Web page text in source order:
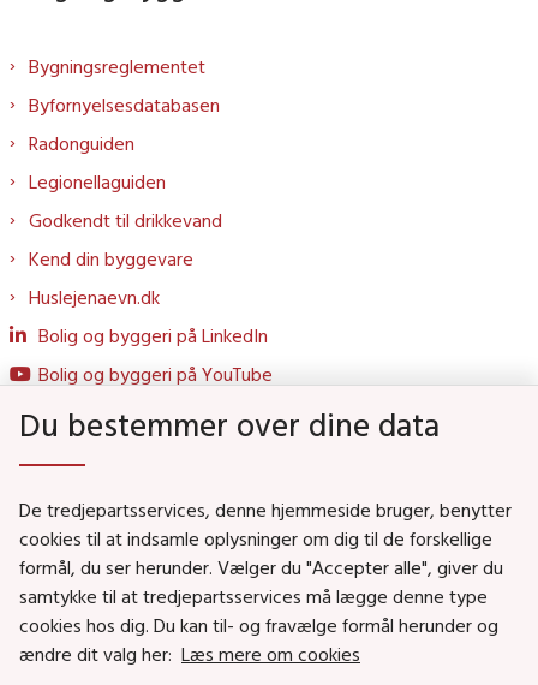
Bygningsreglementet
Byfornyelsesdatabasen
Radonguiden
Legionellaguiden
Godkendt til drikkevand
Kend din byggevare
Huslejenaevn.dk
Bolig og byggeri på LinkedIn
Bolig og byggeri på YouTube
Social- og Boligministeriet
Job i Social- og Boligstyrelsen
Puljer og tilskud
Nyhedsbreve
Du bestemmer over dine data
De tredjepartsservices, denne hjemmeside bruger, benytter
cookies til at indsamle oplysninger om dig til de forskellige
formål, du ser herunder. Vælger du "Accepter alle", giver du
samtykke til at tredjepartsservices må lægge denne type
cookies hos dig. Du kan til- og fravælge formål herunder og
ændre dit valg her: Læs mere om cookies